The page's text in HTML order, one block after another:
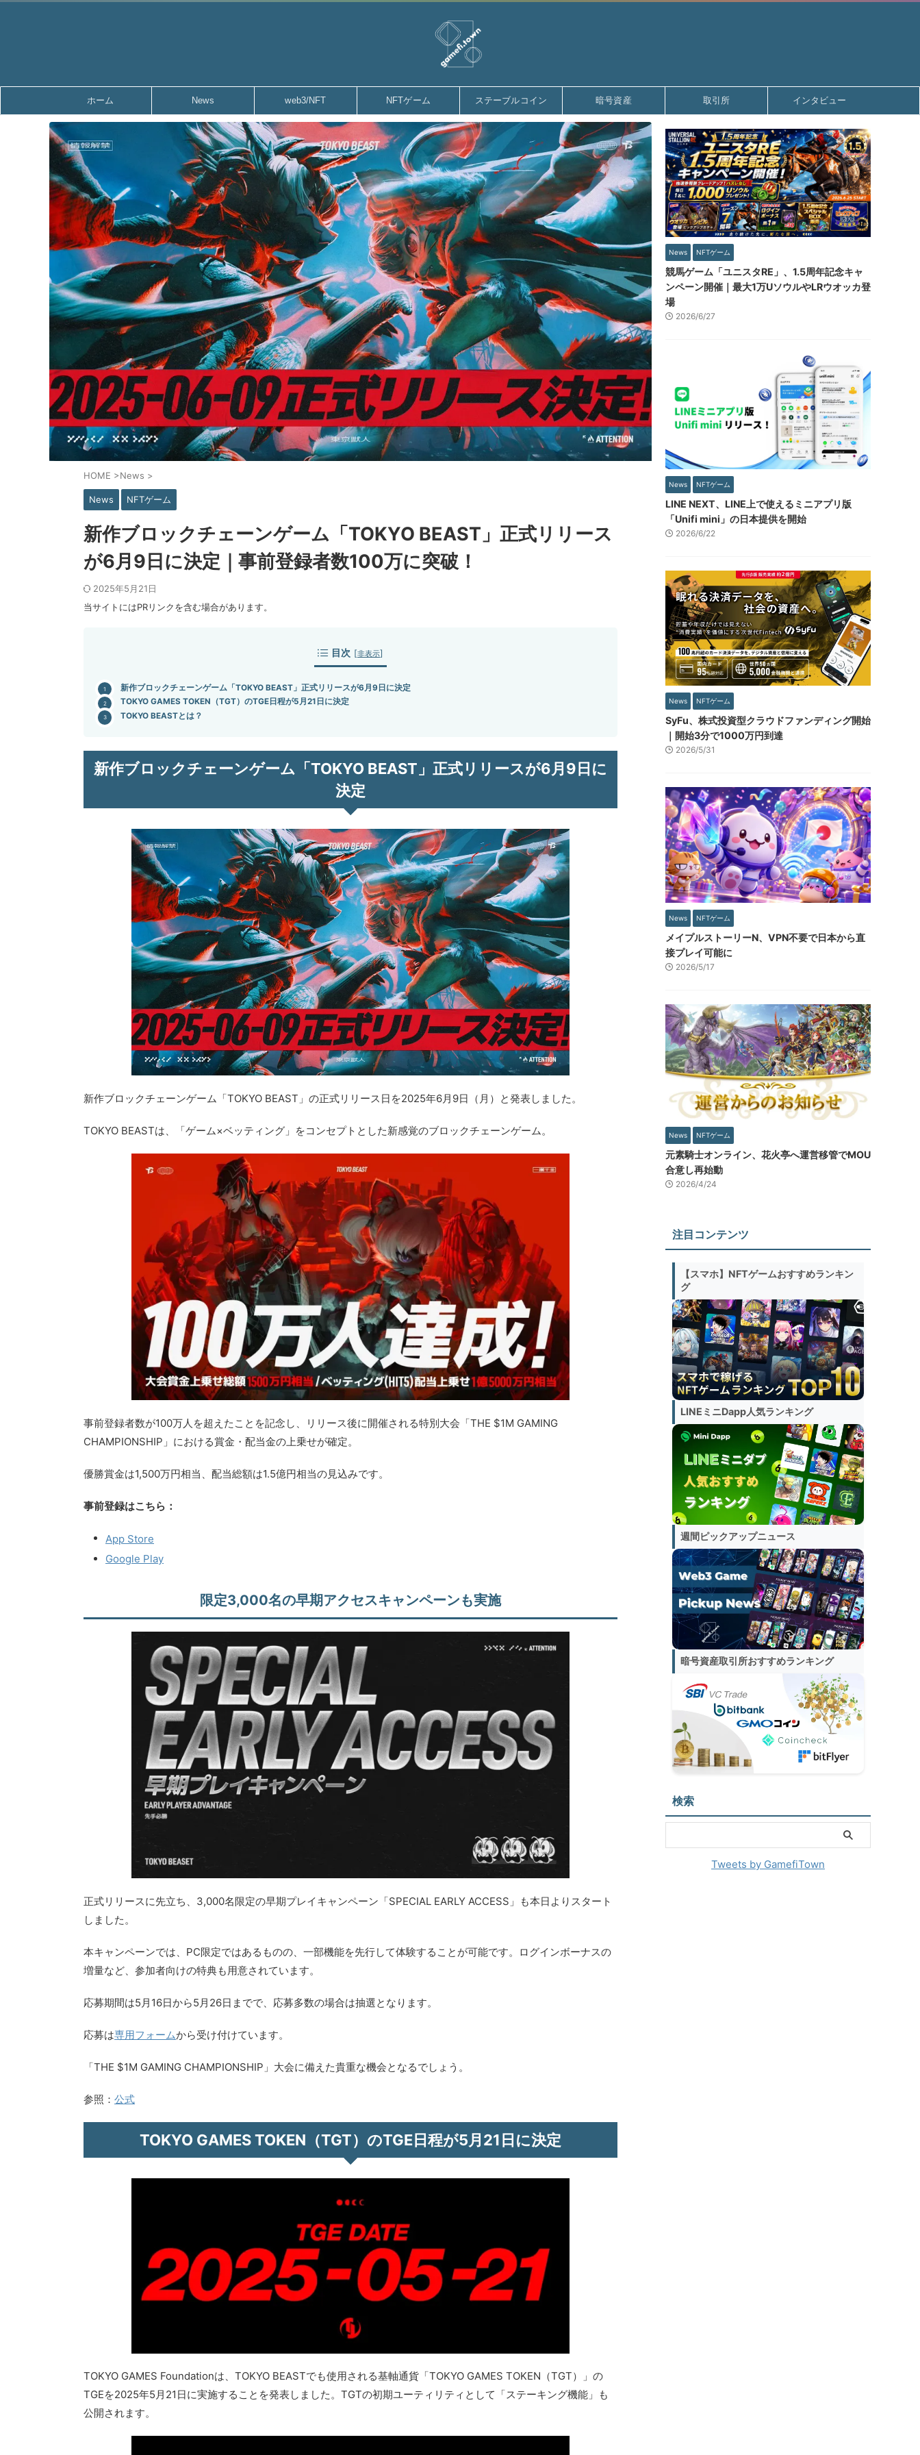
ホーム News web3/NFT NFTゲーム ステーブルコイン 暗号資産 取引所 インタビュー
HOME >News >
News NFTゲーム
新作ブロックチェーンゲーム「TOKYO BEAST」正式リリース
が6月9日に決定｜事前登録者数100万に突破！
2025年5月21日
当サイトにはPRリンクを含む場合があります。
目次 [非表示]
新作ブロックチェーンゲーム「TOKYO BEAST」正式リリースが6月9日に決定
TOKYO GAMES TOKEN（TGT）のTGE日程が5月21日に決定
TOKYO BEASTとは？
新作ブロックチェーンゲーム「TOKYO BEAST」正式リリースが6月9日に
決定
新作ブロックチェーンゲーム「TOKYO BEAST」の正式リリース日を2025年6月9日（月）と発表しました。
TOKYO BEASTは、「ゲーム×ベッティング」をコンセプトとした新感覚のブロックチェーンゲーム。
事前登録者数が100万人を超えたことを記念し、リリース後に開催される特別大会「THE $1M GAMING
CHAMPIONSHIP」における賞金・配当金の上乗せが確定。
優勝賞金は1,500万円相当、配当総額は1.5億円相当の見込みです。
事前登録はこちら：
App Store
Google Play
限定3,000名の早期アクセスキャンペーンも実施
正式リリースに先立ち、3,000名限定の早期プレイキャンペーン「SPECIAL EARLY ACCESS」も本日よりスタート
しました。
本キャンペーンでは、PC限定ではあるものの、一部機能を先行して体験することが可能です。ログインボーナスの
増量など、参加者向けの特典も用意されています。
応募期間は5月16日から5月26日までで、応募多数の場合は抽選となります。
応募は専用フォームから受け付けています。
「THE $1M GAMING CHAMPIONSHIP」大会に備えた貴重な機会となるでしょう。
参照： 公式
TOKYO GAMES TOKEN（TGT）のTGE日程が5月21日に決定
TOKYO GAMES Foundationは、TOKYO BEASTでも使用される基軸通貨「TOKYO GAMES TOKEN（TGT）」の
TGEを2025年5月21日に実施することを発表しました。TGTの初期ユーティリティとして「ステーキング機能」も
公開されます。
News NFTゲーム
競馬ゲーム「ユニスタRE」、1.5周年記念キャ
ンペーン開催｜最大1万UソウルやLRウオッカ登
場
2026/6/27
News NFTゲーム
LINE NEXT、LINE上で使えるミニアプリ版
「Unifi mini」の日本提供を開始
2026/6/22
News NFTゲーム
SyFu、株式投資型クラウドファンディング開始
｜開始3分で1000万円到達
2026/5/31
News NFTゲーム
メイプルストーリーN、VPN不要で日本から直
接プレイ可能に
2026/5/17
News NFTゲーム
元素騎士オンライン、花火亭へ運営移管でMOU
合意し再始動
2026/4/24
注目コンテンツ
【スマホ】NFTゲームおすすめランキン
グ
LINEミニDapp人気ランキング
週間ピックアップニュース
暗号資産取引所おすすめランキング
検索
Tweets by GamefiTown